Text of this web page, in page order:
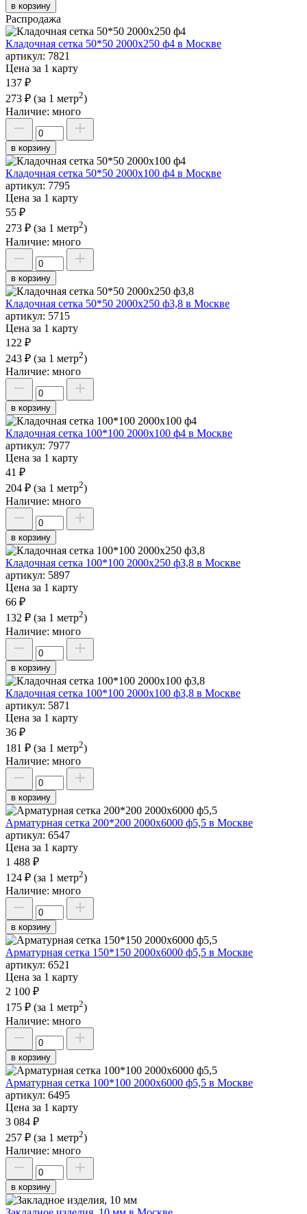
в корзину
Распродажа
Кладочная сетка 50*50 2000х250 ф4 в Москве
артикул: 7821
Цена за 1 карту
137 ₽
273 ₽ (за 1 метр2)
Наличие: много
в корзину
Кладочная сетка 50*50 2000х100 ф4 в Москве
артикул: 7795
Цена за 1 карту
55 ₽
273 ₽ (за 1 метр2)
Наличие: много
в корзину
Кладочная сетка 50*50 2000х250 ф3,8 в Москве
артикул: 5715
Цена за 1 карту
122 ₽
243 ₽ (за 1 метр2)
Наличие: много
в корзину
Кладочная сетка 100*100 2000х100 ф4 в Москве
артикул: 7977
Цена за 1 карту
41 ₽
204 ₽ (за 1 метр2)
Наличие: много
в корзину
Кладочная сетка 100*100 2000х250 ф3,8 в Москве
артикул: 5897
Цена за 1 карту
66 ₽
132 ₽ (за 1 метр2)
Наличие: много
в корзину
Кладочная сетка 100*100 2000х100 ф3,8 в Москве
артикул: 5871
Цена за 1 карту
36 ₽
181 ₽ (за 1 метр2)
Наличие: много
в корзину
Арматурная сетка 200*200 2000х6000 ф5,5 в Москве
артикул: 6547
Цена за 1 карту
1 488 ₽
124 ₽ (за 1 метр2)
Наличие: много
в корзину
Арматурная сетка 150*150 2000х6000 ф5,5 в Москве
артикул: 6521
Цена за 1 карту
2 100 ₽
175 ₽ (за 1 метр2)
Наличие: много
в корзину
Арматурная сетка 100*100 2000х6000 ф5,5 в Москве
артикул: 6495
Цена за 1 карту
3 084 ₽
257 ₽ (за 1 метр2)
Наличие: много
в корзину